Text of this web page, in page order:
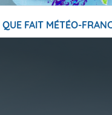
QUE FAIT MÉTÉO-